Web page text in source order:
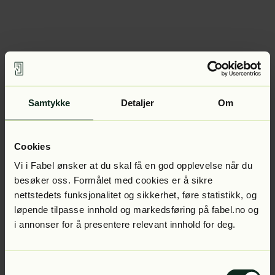
Samtykke Detaljer Om
Cookies
Vi i Fabel ønsker at du skal få en god opplevelse når du
besøker oss. Formålet med cookies er å sikre
nettstedets funksjonalitet og sikkerhet, føre statistikk, og
løpende tilpasse innhold og markedsføring på fabel.no og
i annonser for å presentere relevant innhold for deg.